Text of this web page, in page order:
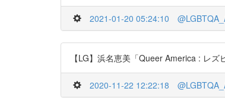
2021-01-20 05:24:10
【LG】浜名恵美「Queer America : レ
2020-11-22 12:22:18